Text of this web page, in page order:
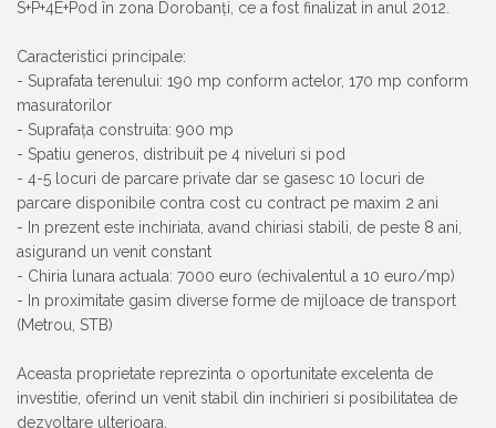
S+P+4E+Pod în zona Dorobanți, ce a fost finalizat in anul 2012.
Caracteristici principale:
- Suprafata terenului: 190 mp conform actelor, 170 mp conform
masuratorilor
- Suprafața construita: 900 mp
- Spatiu generos, distribuit pe 4 niveluri si pod
- 4-5 locuri de parcare private dar se gasesc 10 locuri de
parcare disponibile contra cost cu contract pe maxim 2 ani
- In prezent este inchiriata, avand chiriasi stabili, de peste 8 ani,
asigurand un venit constant
- Chiria lunara actuala: 7000 euro (echivalentul a 10 euro/mp)
- In proximitate gasim diverse forme de mijloace de transport
(Metrou, STB)
Aceasta proprietate reprezinta o oportunitate excelenta de
investitie, oferind un venit stabil din inchirieri si posibilitatea de
dezvoltare ulterioara.